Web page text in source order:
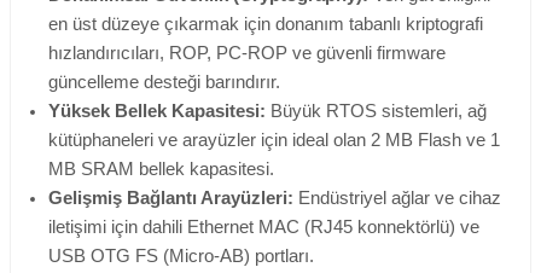
en üst düzeye çıkarmak için donanım tabanlı kriptografi
hızlandırıcıları, ROP, PC-ROP ve güvenli firmware
güncelleme desteği barındırır.
Yüksek Bellek Kapasitesi: Büyük RTOS sistemleri, ağ
kütüphaneleri ve arayüzler için ideal olan 2 MB Flash ve 1
MB SRAM bellek kapasitesi.
Gelişmiş Bağlantı Arayüzleri: Endüstriyel ağlar ve cihaz
iletişimi için dahili Ethernet MAC (RJ45 konnektörlü) ve
USB OTG FS (Micro-AB) portları.